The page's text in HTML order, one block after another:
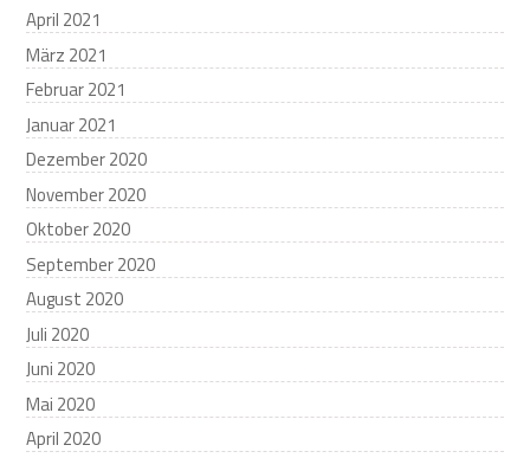
April 2021
März 2021
Februar 2021
Januar 2021
Dezember 2020
November 2020
Oktober 2020
September 2020
August 2020
Juli 2020
Juni 2020
Mai 2020
April 2020